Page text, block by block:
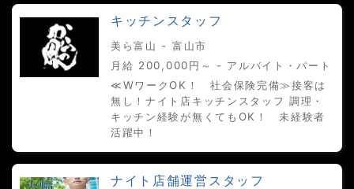
キッチンスタッフ
美ら富山 - 富山市
月給 200,000円～ - アルバイト・パート
≪WワークOK！ 社会保険完備≫接客は
無し！ナイト店キッチンスタッフ 調理・
キッチン経験が無くてもOK！ 未経験者
活躍中！
ナイト店舗運営スタッフ